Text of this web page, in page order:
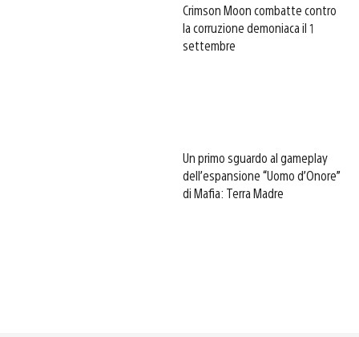
Crimson Moon combatte contro
la corruzione demoniaca il 1
settembre
Un primo sguardo al gameplay
dell’espansione “Uomo d’Onore”
di Mafia: Terra Madre